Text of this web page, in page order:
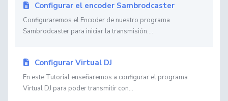
Configurar el encoder Sambrodcaster
Configuraremos el Encoder de nuestro programa
Sambrodcaster para iniciar la transmisión....
Configurar Virtual DJ
En este Tutorial enseñaremos a configurar el programa
Virtual DJ para poder transmitir con...